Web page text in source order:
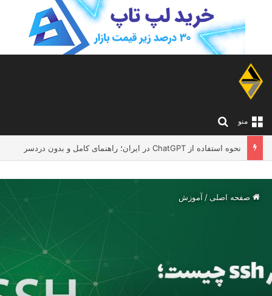
منو
نحوه استفاده از ChatGPT در ایران؛ راهنمای کامل و بدون دردسر
صفحه اصلی / آموزش